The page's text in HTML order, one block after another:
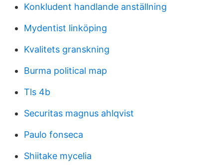
Konkludent handlande anställning
Mydentist linköping
Kvalitets granskning
Burma political map
Tls 4b
Securitas magnus ahlqvist
Paulo fonseca
Shiitake mycelia